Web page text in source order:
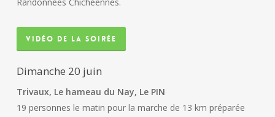
vidéo de la soirée
Dimanche 20 juin
Trivaux, Le hameau du Nay, Le PIN
19 personnes le matin pour la marche de 13 km préparée